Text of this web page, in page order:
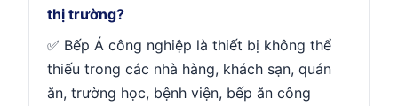
thị trường?
✅ Bếp Á công nghiệp là thiết bị không thể
thiếu trong các nhà hàng, khách sạn, quán
ăn, trường học, bệnh viện, bếp ăn công